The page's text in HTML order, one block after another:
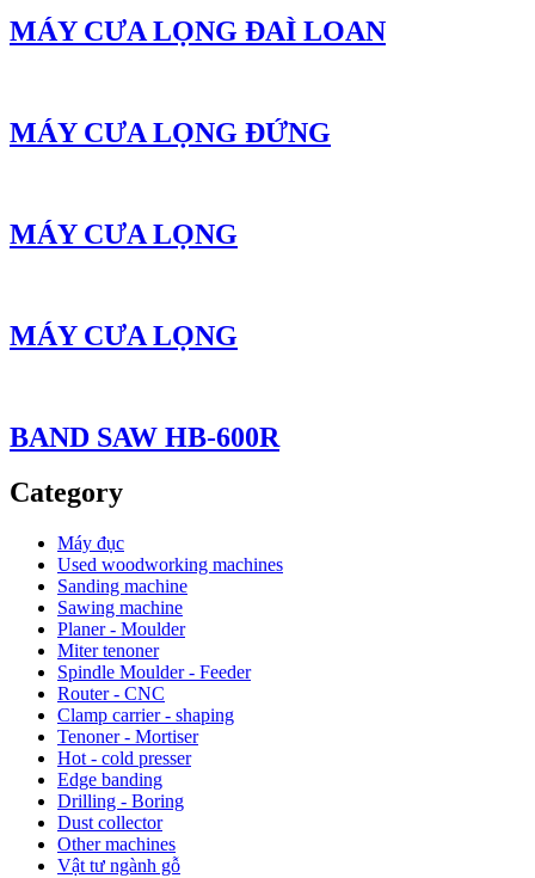
MÁY CƯA LỌNG ĐAÌ LOAN
MÁY CƯA LỌNG ĐỨNG
MÁY CƯA LỌNG
MÁY CƯA LỌNG
BAND SAW HB-600R
Category
Máy đục
Used woodworking machines
Sanding machine
Sawing machine
Planer - Moulder
Miter tenoner
Spindle Moulder - Feeder
Router - CNC
Clamp carrier - shaping
Tenoner - Mortiser
Hot - cold presser
Edge banding
Drilling - Boring
Dust collector
Other machines
Vật tư ngành gỗ